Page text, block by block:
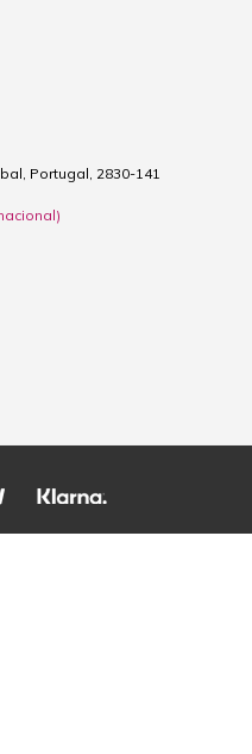
Portugal, 2830-141